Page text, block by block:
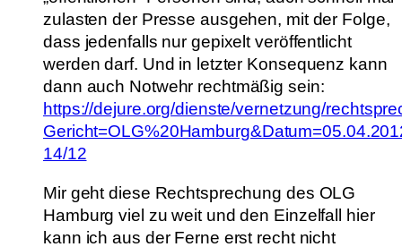
zulasten der Presse ausgehen, mit der Folge,
dass jedenfalls nur gepixelt veröffentlicht
werden darf. Und in letzter Konsequenz kann
dann auch Notwehr rechtmäßig sein:
https://dejure.org/dienste/vernetzung/
14/12
Mir geht diese Rechtsprechung des OLG
Hamburg viel zu weit und den Einzelfall hier
kann ich aus der Ferne erst recht nicht